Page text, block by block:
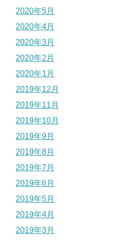
2020年5月
2020年4月
2020年3月
2020年2月
2020年1月
2019年12月
2019年11月
2019年10月
2019年9月
2019年8月
2019年7月
2019年6月
2019年5月
2019年4月
2019年3月